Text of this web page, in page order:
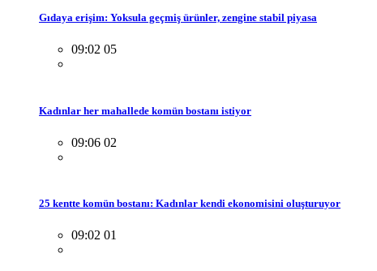
Gıdaya erişim: Yoksula geçmiş ürünler, zengine stabil piyasa
09:02 05
Kadınlar her mahallede komün bostanı istiyor
09:06 02
25 kentte komün bostanı: Kadınlar kendi ekonomisini oluşturuyor
09:02 01